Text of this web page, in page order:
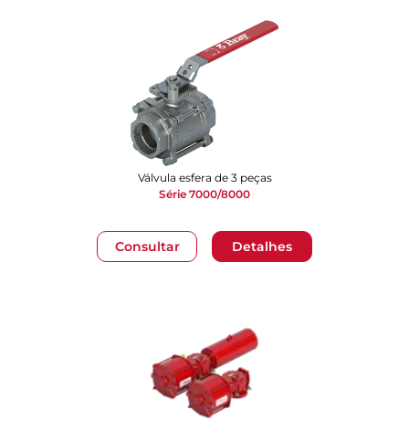
Consultar Detalhes
Válvula esfera de 3 peças
Série 7000/8000